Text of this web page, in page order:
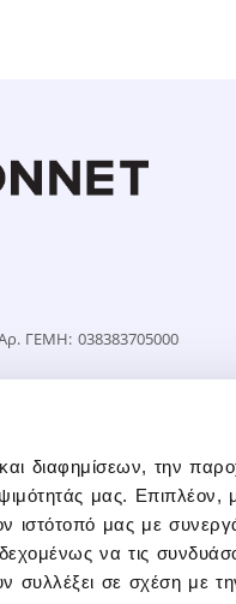
διαφημίσεων, την
μας. Επιπλέον,
ιστότοπό μας με
να τις
συλλέξει σε σχέση με
ΓΕΜΗ: 038383705000